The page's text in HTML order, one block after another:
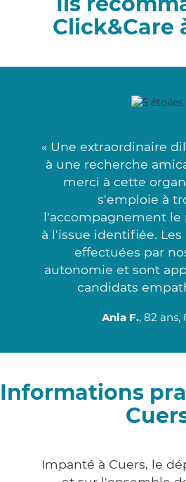
Click&Care
« Une extraordinaire
à une recherche
merci à cette
s'emploie à
l'accompagnement le
à l'issue identifiée.
effectuées par
autonomie et sont
candidats
Ania F., 82 ans,
Informations
Impanté à Cuers, le